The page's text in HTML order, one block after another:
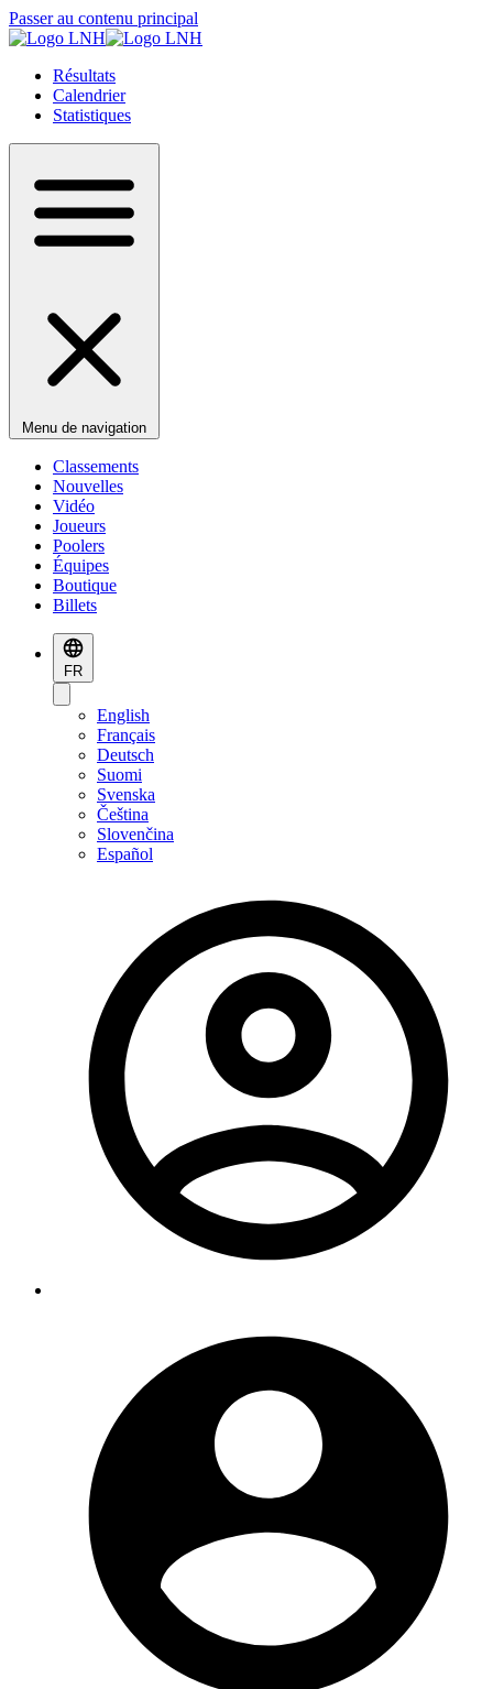
Passer au contenu principal
Résultats
Calendrier
Statistiques
Menu de navigation
Classements
Nouvelles
Vidéo
Joueurs
Poolers
Équipes
Boutique
Billets
FR
English
Français
Deutsch
Suomi
Svenska
Čeština
Slovenčina
Español